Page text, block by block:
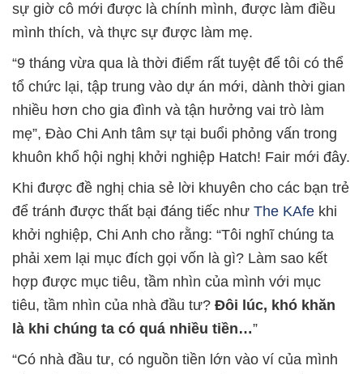
sự giờ cô mới được là chính mình, được làm điều
mình thích, và thực sự được làm mẹ.
“9 tháng vừa qua là thời điểm rất tuyệt để tôi có thể
tổ chức lại, tập trung vào dự án mới, dành thời gian
nhiều hơn cho gia đình và tận hưởng vai trò làm
mẹ”, Đào Chi Anh tâm sự tại buổi phỏng vấn trong
khuôn khổ hội nghị khởi nghiệp Hatch! Fair mới đây.
Khi được đề nghị chia sẻ lời khuyên cho các bạn trẻ
để tránh được thất bại đáng tiếc như The KAfe khi
khởi nghiệp, Chi Anh cho rằng: “Tôi nghĩ chúng ta
phải xem lại mục đích gọi vốn là gì? Làm sao kết
hợp được mục tiêu, tầm nhìn của mình với mục
tiêu, tầm nhìn của nhà đầu tư? Đôi lúc, khó khăn
là khi chúng ta có quá nhiều tiền…”
“Có nhà đầu tư, có nguồn tiền lớn vào ví của mình